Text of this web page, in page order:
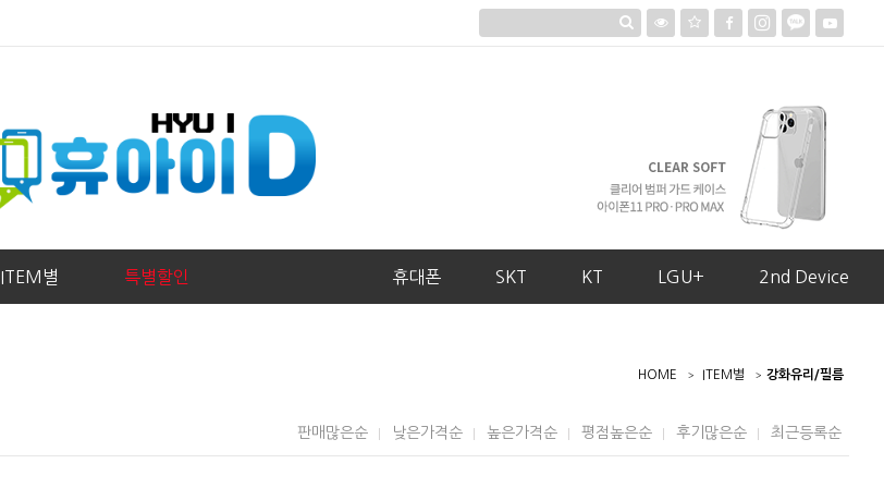
ITEM별 특별할인 휴대폰 SKT KT LGU+ 2nd Device
HOME ITEM별 강화유리/필름
판매많은순 낮은가격순 높은가격순 평점높은순 후기많은순 최근등록순